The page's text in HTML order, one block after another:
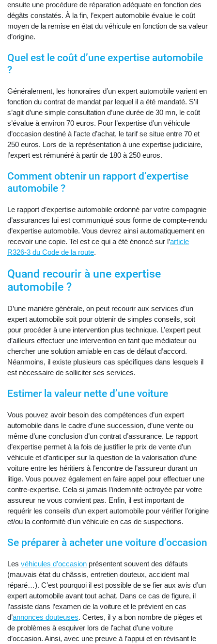
ensuite une procédure de réparation adéquate en fonction des
dégâts constatés. À la fin, l’expert automobile évalue le coût
moyen de la remise en état du véhicule en fonction de sa valeur
d’origine.
Quel est le coût d’une expertise automobile
?
Généralement, les honoraires d’un expert automobile varient en
fonction du contrat de mandat par lequel il a été mandaté. S’il
s’agit d’une simple consultation d’une durée de 30 mn, le coût
s’évalue à environ 70 euros. Pour l’expertise d’un véhicule
d’occasion destiné à l’acte d’achat, le tarif se situe entre 70 et
250 euros. Lors de la représentation à une expertise judiciaire,
l’expert est rémunéré à partir de 180 à 250 euros.
Comment obtenir un rapport d’expertise
automobile ?
Le rapport d’expertise automobile ordonné par votre compagnie
d’assurances lui est communiqué sous forme de compte-rendu
d’expertise automobile. Vous devrez ainsi automatiquement en
recevoir une copie. Tel est ce qui a été énoncé sur l’article
R326-3 du Code de la route.
Quand recourir à une expertise
automobile ?
D’une manière générale, on peut recourir aux services d’un
expert automobile soit pour obtenir de simples conseils, soit
pour procéder à une intervention plus technique. L’expert peut
d’ailleurs effectuer une intervention en tant que médiateur ou
chercher une solution amiable en cas de défaut d’accord.
Néanmoins, il existe plusieurs cas spécifiques dans lesquels il
est nécessaire de solliciter ses services.
Estimer la valeur nette d’une voiture
Vous pouvez avoir besoin des compétences d’un expert
automobile dans le cadre d’une succession, d’une vente ou
même d’une conclusion d’un contrat d’assurance. Le rapport
d’expertise permet à la fois de justifier le prix de vente d’un
véhicule et d’anticiper sur la question de la valorisation d’une
voiture entre les héritiers à l’encontre de l’assureur durant un
litige. Vous pouvez également en faire appel pour effectuer une
contre-expertise. Cela si jamais l’indemnité octroyée par votre
assureur ne vous convient pas. Enfin, il est important de
requérir les conseils d’un expert automobile pour vérifier l’origine
et/ou la conformité d’un véhicule en cas de suspections.
Se préparer à acheter une voiture d’occasion
Les véhicules d’occasion présentent souvent des défauts
(mauvais état du châssis, entretien douteux, accident mal
réparé…). C’est pourquoi il est possible de se fier aux avis d’un
expert automobile avant tout achat. Dans ce cas de figure, il
l’assiste dans l’examen de la voiture et le prévient en cas
d’annonces douteuses. Certes, il y a bon nombre de pièges et
de problèmes à esquiver lors de l’achat d’une voiture
d’occasion. Ainsi, avec une preuve à l’appui et en révisant le